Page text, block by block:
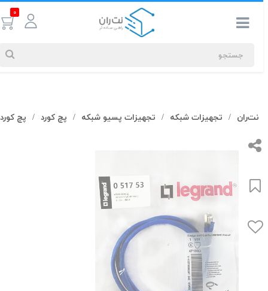
0
جستجوهای
شما
#کابل شبکه
بیشترین
جستجوهای
#کابل شبکه
#کابل شبکه لگراند
نت‌ران تجهیزات شبکه تجهیزات پسیو شبکه پچ کورد پچ کورد Cat6